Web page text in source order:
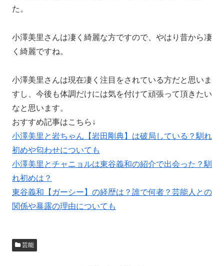
た。
小澤美里さんは凄く綺麗な方ですので、やはり昔から凄
く綺麗ですね。
小澤美里さんは現在凄く注目をされている方だと思いま
すし、今後も体調だけには気を付けて頑張って頂きたい
なと思います。
おすすめ記事はこちら↓
小澤美里と岩ちゃん【岩田剛典】は破局している？馴れ
初めや匂わせについても
小澤美里とチャニョルは東谷義和の紹介で出会った？馴
れ初めは？
東谷義和【ガーシー】の経歴は？誰で何者？芸能人との
関係や暴露の理由についても
芸能